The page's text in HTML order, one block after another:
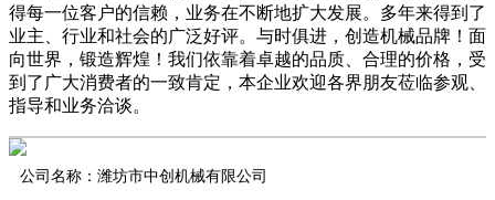
得每一位客户的信赖，业务在不断地扩大发展。多年来得到了
业主、行业和社会的广泛好评。与时俱进，创造机械品牌！面
向世界，锻造辉煌！我们依靠着卓越的品质、合理的价格，受
到了广大消费者的一致肯定，本企业欢迎各界朋友莅临参观、
指导和业务洽谈。
公司名称：潍坊市中创机械有限公司